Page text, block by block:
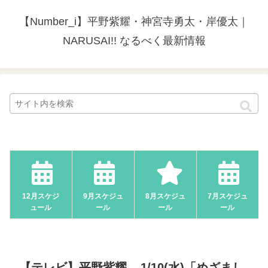
【Number_i】平野紫耀・神宮寺勇太・岸優太｜
NARUSAI!! なるべく最新情報
12月スケジ
ュール
9月スケジュ
ール
8月スケジュ
ール
7月スケジュ
ール